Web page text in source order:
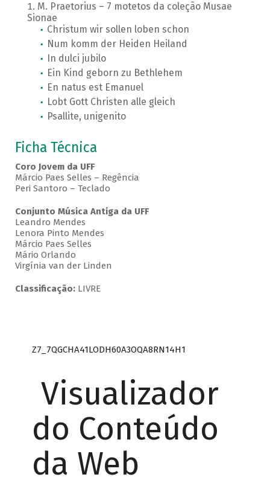
M. Praetorius – 7 motetos da coleção Musae
Sionae
Christum wir sollen loben schon
Num komm der Heiden Heiland
In dulci jubilo
Ein Kind geborn zu Bethlehem
En natus est Emanuel
Lobt Gott Christen alle gleich
Psallite, unigenito
Ficha Técnica
Coro Jovem da UFF
Márcio Paes Selles – Regência
Peri Santoro – Teclado
Conjunto Música Antiga da UFF
Leandro Mendes
Lenora Pinto Mendes
Márcio Paes Selles
Mário Orlando
Virgínia van der Linden
Classificação:LIVRE
Z7_7QGCHA41LODH60A3OQA8RN14H1
Visualizador
do Conteúdo
da Web